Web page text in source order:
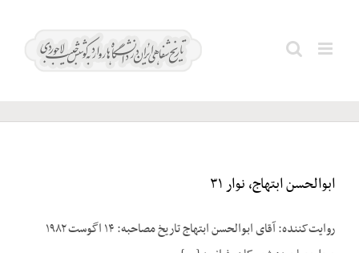
قوه
ابوالحسن ابتهاج، نوار ۳۱
روایت‌کننده: آقای ابوالحسن ابتهاج تاریخ مصاحبه: ۱۴ اگوست ۱۹۸۲